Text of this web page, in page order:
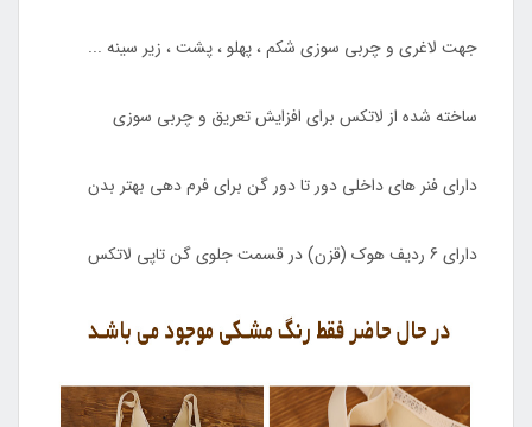
جهت لاغری و چربی سوزی شکم ، پهلو ، پشت ، زیر سینه ...
ساخته شده از لاتکس برای افزایش تعریق و چربی سوزی
دارای فنر های داخلی دور تا دور گن برای فرم دهی بهتر بدن
دارای 6 ردیف هوک (قزن) در قسمت جلوی گن تاپی لاتکس